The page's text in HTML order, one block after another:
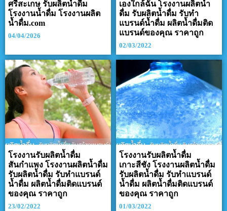
ศรีสะเกษ รับผลิตน้ำดื่ม
โรงงานน้ำดื่ม โรงงานผลิต
น้ำดื่ม.com
04/04/2026
เองใกล้ฉัน โรงงานผลิตน้ำ
ดื่ม รับผลิตน้ำดื่ม รับทำ
แบรนด์น้ำดื่ม ผลิตน้ำดื่มติด
แบรนด์ของคุณ ราคาถูก
02/03/2022
โรงงานรับผลิตน้ำดื่ม
สันกำแพง โรงงานผลิตน้ำดื่ม
รับผลิตน้ำดื่ม รับทำแบรนด์
น้ำดื่ม ผลิตน้ำดื่มติดแบรนด์
ของคุณ ราคาถูก
23/02/2022
โรงงานรับผลิตน้ำดื่ม
เกาะสีชัง โรงงานผลิตน้ำดื่ม
รับผลิตน้ำดื่ม รับทำแบรนด์
น้ำดื่ม ผลิตน้ำดื่มติดแบรนด์
ของคุณ ราคาถูก
01/03/2022